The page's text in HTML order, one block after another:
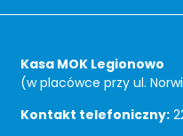
Kasa MOK Legionowo
(w placówce przy ul.
Kontakt telefoniczny: